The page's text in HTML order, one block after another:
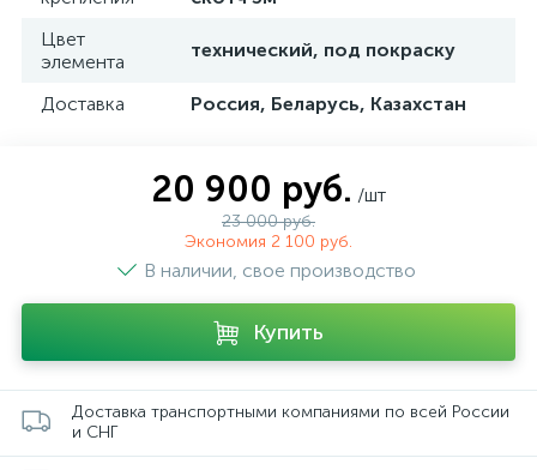
Цвет
элемента
технический, под покраску
Доставка Россия, Беларусь, Казахстан
20 900 руб. /шт
23 000 руб.
Экономия 2 100 руб.
В наличии, свое производство
Купить
Доставка транспортными компаниями по всей России
и СНГ